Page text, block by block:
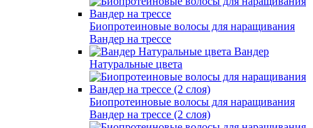
Биопротеиновые волосы для наращивания
Вандер на трессе
Вандер
Натуральные цвета
Биопротеиновые волосы для наращивания
Вандер на трессе (2 слоя)